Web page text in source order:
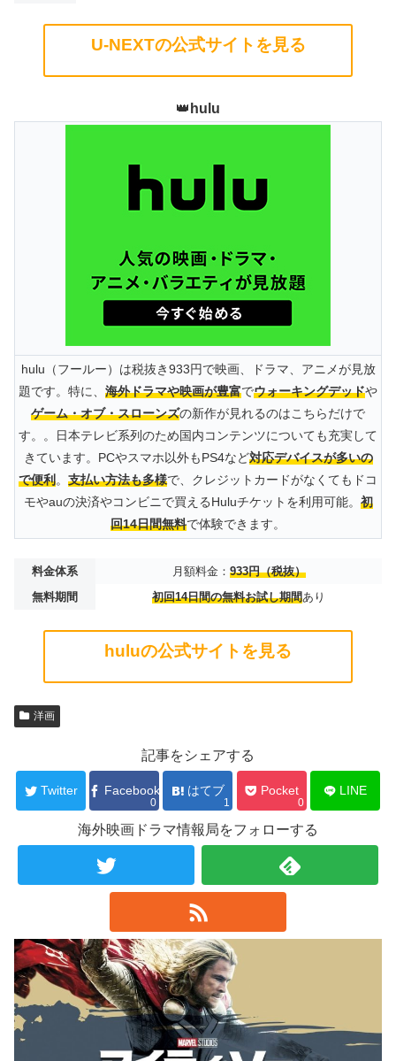
U-NEXTの公式サイトを見る
👑 hulu
hulu（フールー）は税抜き933円で映画、ドラマ、アニメが見放
題です。特に、 海外ドラマや映画が豊富でウォーキングデッドや
ゲーム・オブ・スローンズの新作が見れるのはこちらだけで
す。。日本テレビ系列のため国内コンテンツについても充実して
きています。PCやスマホ以外もPS4など対応デバイスが多いの
で便利。 支払い方法も多様で、クレジットカードがなくてもドコ
モやauの決済やコンビニで買えるHuluチケットを利用可能。 初
回14日間無料で体験できます。
料金体系 月額料金： 933円（税抜）
無料期間
初回14日間の無料お試し期間あり
huluの公式サイトを見る
洋画
記事をシェアする
Twitter Facebook
0
はてブ
1
Pocket
0
LINE
海外映画ドラマ情報局をフォローする